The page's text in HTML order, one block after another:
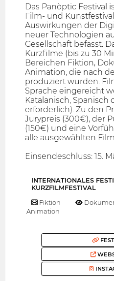
Das Panòptic Festival
Film- und
Auswirkungen der
neuer Technologien
Gesellschaft befasst.
Kurzfilme (bis zu 30
Bereichen Fiktion,
Animation, die nach
produziert wurden.
Sprache eingereicht
Katalanisch, Spanisch
erforderlich). Zu den
Jurypreis (300€), der
(150€) und eine
alle ausgewählten
Einsendeschluss: 15.
INTERNATIONALES
KURZFILMFESTIVAL
Fiktion
Animation